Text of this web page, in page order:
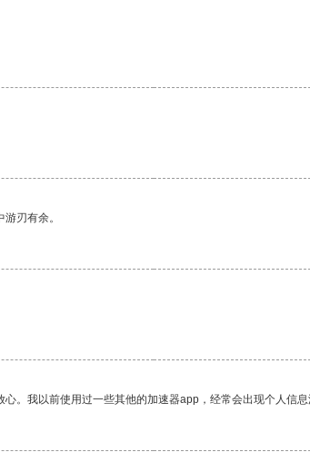
刃有余。
。我以前使用过一些其他的加速器app，经常会出现个人信息